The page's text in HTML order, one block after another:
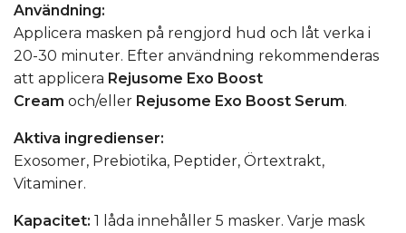
Användning:
Applicera masken på rengjord hud och låt verka i
20-30 minuter. Efter användning rekommenderas
att applicera Rejusome Exo Boost
Cream och/eller Rejusome Exo Boost Serum.
Aktiva ingredienser:
Exosomer, Prebiotika, Peptider, Örtextrakt,
Vitaminer.
Kapacitet: 1 låda innehåller 5 masker. Varje mask